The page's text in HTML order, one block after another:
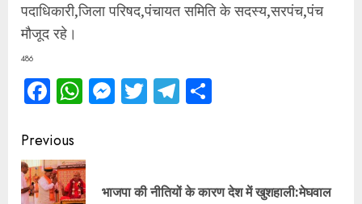
पदाधिकारी,जिला परिषद,पंचायत समिति के सदस्य,सरपंच,पंच
मौजूद रहे।
486
Facebook
WhatsApp
Messenger
TwitterTelegram
Continue
Reading
Previous
भाजपा की नीतियों के कारण देश में खुशहाली:मेघवाल